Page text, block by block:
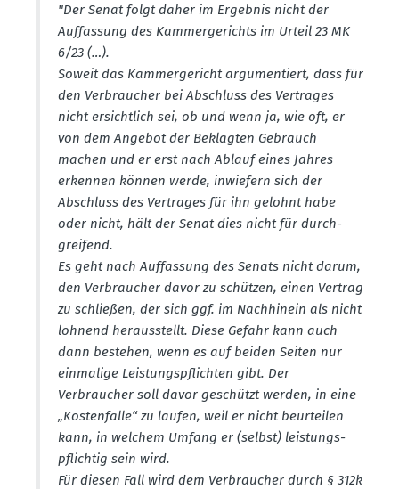
"Der Senat folgt daher im Ergebnis nicht der
Auffassung des Kammer­ge­richts im Urteil 23 MK
6/23 (…).
Soweit das Kammer­ge­richt argumen­tiert, dass für
den Verbraucher bei Abschluss des Vertrages
nicht ersichtlich sei, ob und wenn ja, wie oft, er
von dem Angebot der Beklagten Gebrauch
machen und er erst nach Ablauf eines Jahres
erkennen können werde, inwiefern sich der
Abschluss des Vertrages für ihn gelohnt habe
oder nicht, hält der Senat dies nicht für durch­
greifend.
Es geht nach Auffassung des Senats nicht darum,
den Verbraucher davor zu schützen, einen Vertrag
zu schließen, der sich ggf. im Nachhinein als nicht
lohnend heraus­stellt. Diese Gefahr kann auch
dann bestehen, wenn es auf beiden Seiten nur
einmalige Leistungs­pflichten gibt. Der
Verbraucher soll davor geschützt werden, in eine
„Kosten­falle“ zu laufen, weil er nicht beurteilen
kann, in welchem Umfang er (selbst) leistungs­
pflichtig sein wird.
Für diesen Fall wird dem Verbraucher durch § 312k